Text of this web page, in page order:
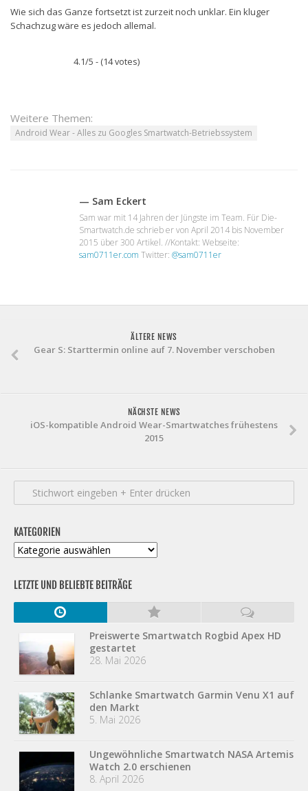
Wie sich das Ganze fortsetzt ist zurzeit noch unklar. Ein kluger
Schachzug wäre es jedoch allemal.
4.1/5 - (14 votes)
Weitere Themen:
Android Wear - Alles zu Googles Smartwatch-Betriebssystem
— Sam Eckert
Sam war mit 14 Jahren der Jüngste im Team. Für Die-
Smartwatch.de schrieb er von April 2014 bis November
2015 über 300 Artikel. //Kontakt: Webseite:
sam0711er.com Twitter: @sam0711er
ÄLTERE NEWS
Gear S: Starttermin online auf 7. November verschoben
NÄCHSTE NEWS
iOS-kompatible Android Wear-Smartwatches frühestens
2015
KATEGORIEN
Kategorien
LETZTE UND BELIEBTE BEITRÄGE
Preiswerte Smartwatch Rogbid Apex HD
gestartet
28. Mai 2026
Schlanke Smartwatch Garmin Venu X1 auf
den Markt
5. Mai 2026
Ungewöhnliche Smartwatch NASA Artemis
Watch 2.0 erschienen
8. April 2026